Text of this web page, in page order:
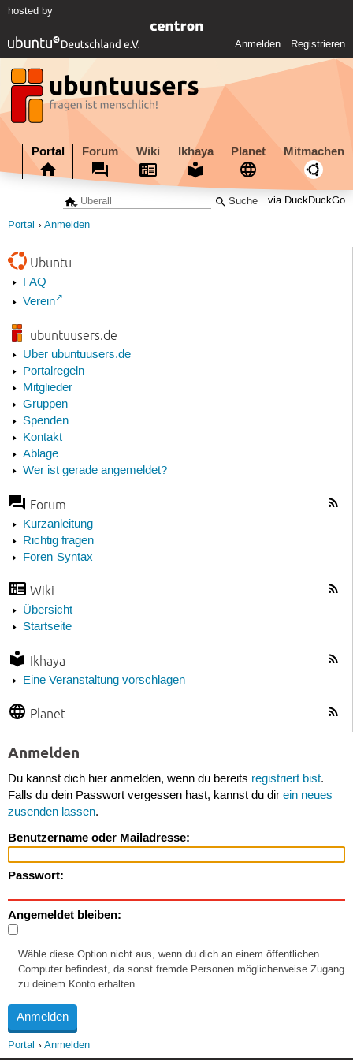
hosted by
Anmelden Registrieren
Portal Forum Wiki Ikhaya Planet Mitmachen
via DuckDuckGo
Portal Anmelden
Ubuntu
FAQ
Verein
ubuntuusers.de
Über ubuntuusers.de
Portalregeln
Mitglieder
Gruppen
Spenden
Kontakt
Ablage
Wer ist gerade angemeldet?
Forum
Kurzanleitung
Richtig fragen
Foren-Syntax
Wiki
Übersicht
Startseite
Ikhaya
Eine Veranstaltung vorschlagen
Planet
Anmelden
Du kannst dich hier anmelden, wenn du bereits registriert bist.
Falls du dein Passwort vergessen hast, kannst du dir ein neues
zusenden lassen.
Benutzername oder Mailadresse:
Passwort:
Angemeldet bleiben:
Wähle diese Option nicht aus, wenn du dich an einem öffentlichen
Computer befindest, da sonst fremde Personen möglicherweise Zugang
zu deinem Konto erhalten.
Portal Anmelden